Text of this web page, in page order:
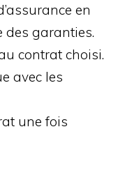
en
des garanties.
contrat choisi.
avec les
une fois